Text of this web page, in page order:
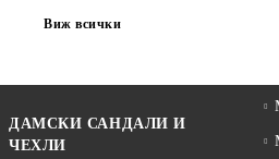
Виж всички
ДАМСКИ САНДАЛИ И
ЧЕХЛИ